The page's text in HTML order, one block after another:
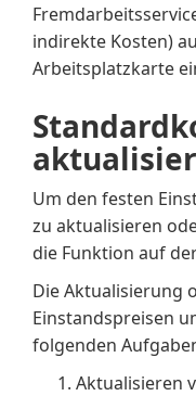
indirekte Kosten)
Arbeitsplatzkarte
Um den festen
zu aktualisieren
die Funktion auf
Die Aktualisierung
Einstandspreisen
folgenden
Aktualisieren